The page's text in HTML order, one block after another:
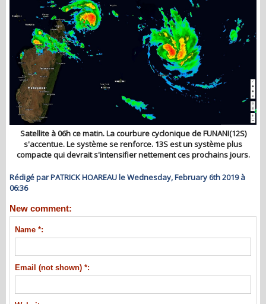
Satellite à 06h ce matin. La courbure cyclonique de FUNANI(12S)
s'accentue. Le système se renforce. 13S est un système plus
compacte qui devrait s'intensifier nettement ces prochains jours.
Rédigé par PATRICK HOAREAU le Wednesday, February 6th 2019 à
06:36
New comment:
Name *:
Email (not shown) *: